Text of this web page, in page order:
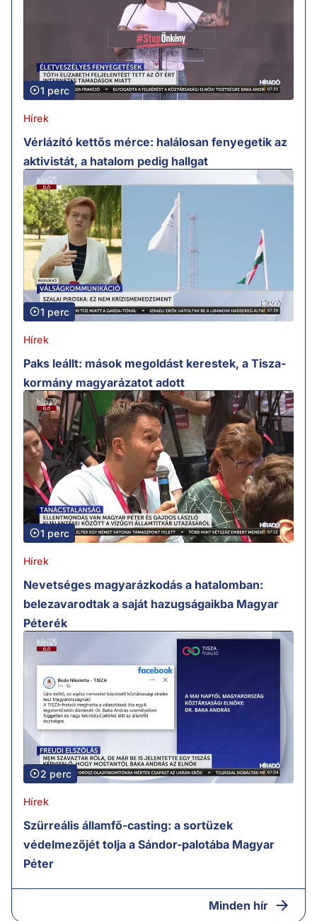
1 perc
Hírek
Vérlázító kettős mérce: halálosan fenyegetik az
aktivistát, a hatalom pedig hallgat
1 perc
Hírek
Paks leállt: mások megoldást kerestek, a Tisza-
kormány magyarázatot adott
1 perc
Hírek
Nevetséges magyarázkodás a hatalomban:
belezavarodtak a saját hazugságaikba Magyar
Péterék
2 perc
Hírek
Szürreális államfő-casting: a sortüzek
védelmezőjét tolja a Sándor-palotába Magyar
Péter
Minden hír